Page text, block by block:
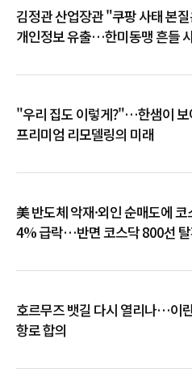
김정관 산업장관 "쿠팡 사태 본
개인정보 유출…한미동맹 흔들
"우리 집도 이렇게?"…한샘이 보
프리미엄 리모델링의 미래
美 반도체 악재·외인 순매도에 코
4% 급락…반면 코스닥 800선
호르무즈 뱃길 다시 열리나…이
항로 합의